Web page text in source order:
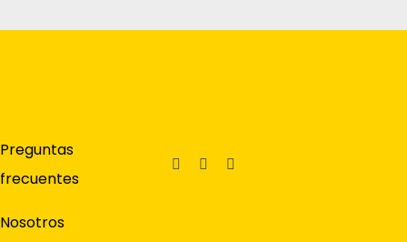
Preguntas
frecuentes
Nosotros